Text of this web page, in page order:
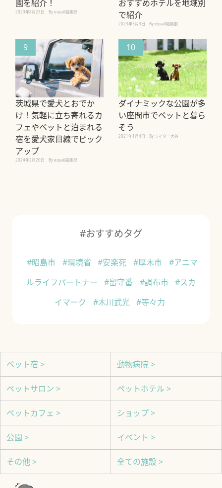
園を紹介！
2023年8月23日 By equall編集部
おすすめホテルを地域別
で紹介
2023年3月3日 By equall編集部
9
茨城県で愛犬とおでか
け！気軽に立ち寄れるカ
フェやペットと泊まれる
宿を愛犬家目線でピック
アップ
2024年2月20日 By equall編集部
10
ダイナミックな公園が多
い座間市でペットと暮ら
そう
2021年1月4日 By ライター大谷
#おすすめタグ
#昭島市 #環境省 #安楽死 #厚木市
#アニマ
ルライフパートナー
#留守番 #調布市
#スカ
イマーク
#木川武光 #等々力
ペット宿 > 動物病院 >
ペットサロン > ペットホテル >
ペットカフェ > ショップ >
公園 > イベント >
その他 > 全ての施設 >